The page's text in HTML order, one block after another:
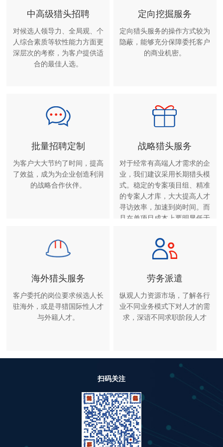
中高级猎头招聘
对候选人领导力、全局观、个
人综合素质等软性能力方面更
深层次的考察，为客户提供适
合的最佳人选。
定向挖掘服务
定向猎头服务的操作方式较为
隐蔽，能够充分保障委托客户
的商业机密。
批量招聘定制
为客户大大节约了时间，提高
了效益，成为为企业创造利润
的战略合作伙伴。
战略猎头服务
对于经常有高端人才需求的企
业，我们建议采用长期猎头模
式。稳定的专案项目组、精准
的专案人才库，大大提高人才
寻访效率，加速到岗时间。而
且在单项目成本上要明显低于
海外猎头服务
客户委托的岗位要求候选人长
驻海外，或是寻猎国际性人才
与外籍人才。
劳务派遣
纵观人力资源市场，了解各行
业不同业务模式下对人才的需
求，深谙不同求职阶段人才
扫码关注